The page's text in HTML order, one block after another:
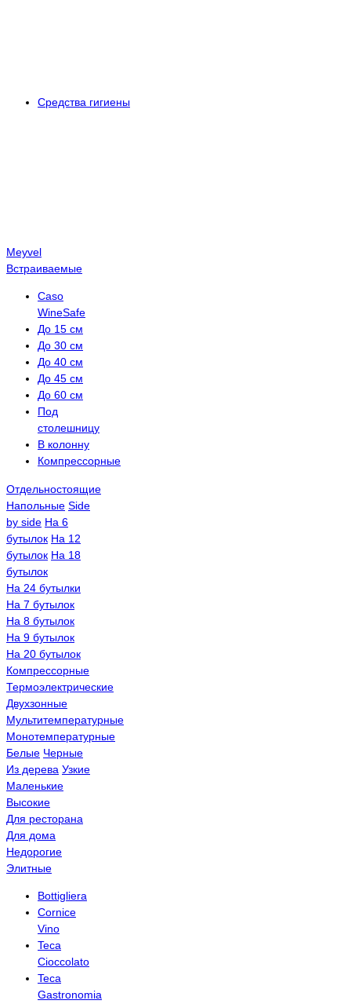
Средства гигиены
Meyvel
Встраиваемые
Caso
WineSafe
До 15 см
До 30 см
До 40 см
До 45 см
До 60 см
Под
столешницу
В колонну
Компрессорные
Отдельностоящие
Напольные Side
by side На 6
бутылок На 12
бутылок На 18
бутылок
На 24 бутылки
На 7 бутылок
На 8 бутылок
На 9 бутылок
На 20 бутылок
Компрессорные
Термоэлектрические
Двухзонные
Мультитемпературные
Монотемпературные
Белые Черные
Из дерева Узкие
Маленькие
Высокие
Для ресторана
Для дома
Недорогие
Элитные
Bottigliera
Cornice
Vino
Teca
Cioccolato
Teca
Gastronomia